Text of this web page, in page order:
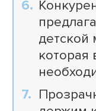
детской
которая